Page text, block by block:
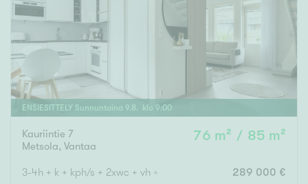
ENSIESITTELY Sunnuntaina 9.8. klo 9:00
Kauriintie 7
Metsola, Vantaa
76 m² / 85 m²
3-4h + k + kph/s + 2xwc + vh + var. + terassi markiisilla
289 000 €